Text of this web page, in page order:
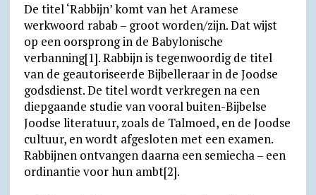
l
y
De titel ‘Rabbijn’ komt van het Aramese
werkwoord rabab – groot worden/zijn. Dat wijst
op een oorsprong in de Babylonische
verbanning[1]. Rabbijn is tegenwoordig de titel
van de geautoriseerde Bijbelleraar in de Joodse
godsdienst. De titel wordt verkregen na een
diepgaande studie van vooral buiten-Bijbelse
Joodse literatuur, zoals de Talmoed, en de Joodse
cultuur, en wordt afgesloten met een examen.
Rabbijnen ontvangen daarna een semiecha – een
ordinantie voor hun ambt[2].